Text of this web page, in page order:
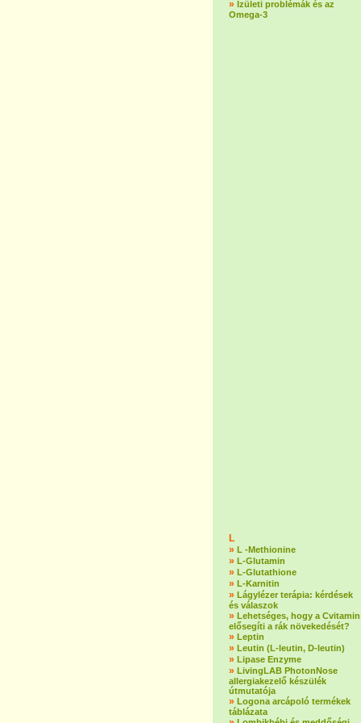
» Ízületi problémák és az
Omega-3
L
» L -Methionine
» L-Glutamin
» L-Glutathione
» L-Karnitin
» Lágylézer terápia: kérdések
és válaszok
» Lehetséges, hogy a Cvitamin
elősegíti a rák növekedését?
» Leptin
» Leutin (L-leutin, D-leutin)
» Lipase Enzyme
» LivingLAB PhotonNose
allergiakezelő készülék
útmutatója
» Logona arcápoló termékek
táblázata